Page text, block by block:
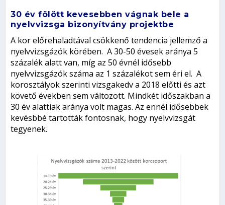
30 év fölött kevesebben vágnak bele a
nyelvvizsga bizonyítvány projektbe
A kor előrehaladtával csökkenő tendencia jellemző a
nyelvvizsgázók körében. A 30-50 évesek aránya 5
százalék alatt van, míg az 50 évnél idősebb
nyelvvizsgázók száma az 1 százalékot sem éri el. A
korosztályok szerinti vizsgakedv a 2018 előtti és azt
követő években sem változott. Mindkét időszakban a
30 év alattiak aránya volt magas. Az ennél idősebbek
kevésbbé tartották fontosnak, hogy nyelvvizsgát
tegyenek.